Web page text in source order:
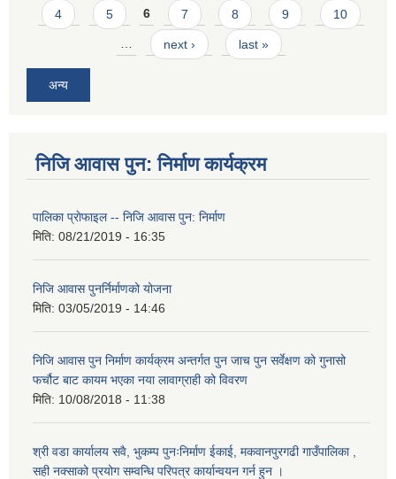
4 5 6 7 8 9 10
… next › last »
अन्य
निजि आवास पुन: निर्माण कार्यक्रम
पालिका प्राेफाइल -- निजि आवास पुन: निर्माण
मिति: 08/21/2019 - 16:35
निजि आवास पुनर्निर्माणको योजना
मिति: 03/05/2019 - 14:46
निजि आवास पुन निर्माण कार्यक्रम अन्तर्गत पुन जाच पुन सर्वेक्षण को गुनासो
फर्चौट बाट कायम भएका नया लावाग्राही को विवरण
मिति: 10/08/2018 - 11:38
श्री वडा कार्यालय सवै, भुकम्प पुनःनिर्माण ईकाई, मकवानपुरगढी गाउँपालिका ,
सही नक्साको प्रयोग सम्वन्धि परिपत्र कार्यान्वयन गर्न हुन ।